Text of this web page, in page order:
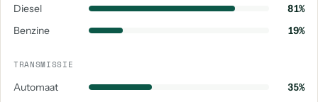
Diesel
81%
Benzine
19%
TRANSMISSIE
Automaat
35%